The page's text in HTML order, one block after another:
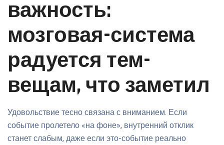
важность:
мозговая-система
радуется тем-
вещам, что заметил
Удовольствие тесно связана с вниманием. Если
событие пролетело «на фоне», внутренний отклик
станет слабым, даже если это-событие реально